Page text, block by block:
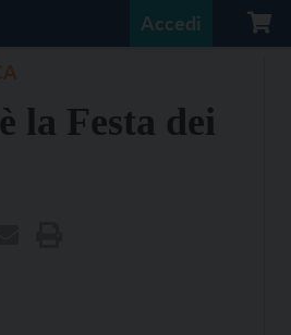
Accedi
la Festa dei